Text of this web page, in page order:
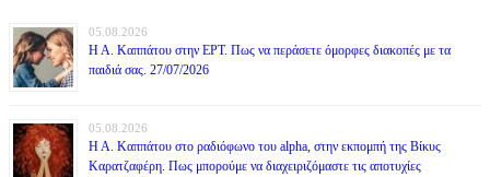
05.08.2026
Η Α. Καππάτου στην ΕΡΤ. Πως να περάσετε όμορφες διακοπές με τα
παιδιά σας. 27/07/2026
05.08.2026
Η Α. Καππάτου στο ραδιόφωνο του alpha, στην εκπομπή της Βίκυς
Καρατζαφέρη. Πως μπορούμε να διαχειριζόμαστε τις αποτυχίες